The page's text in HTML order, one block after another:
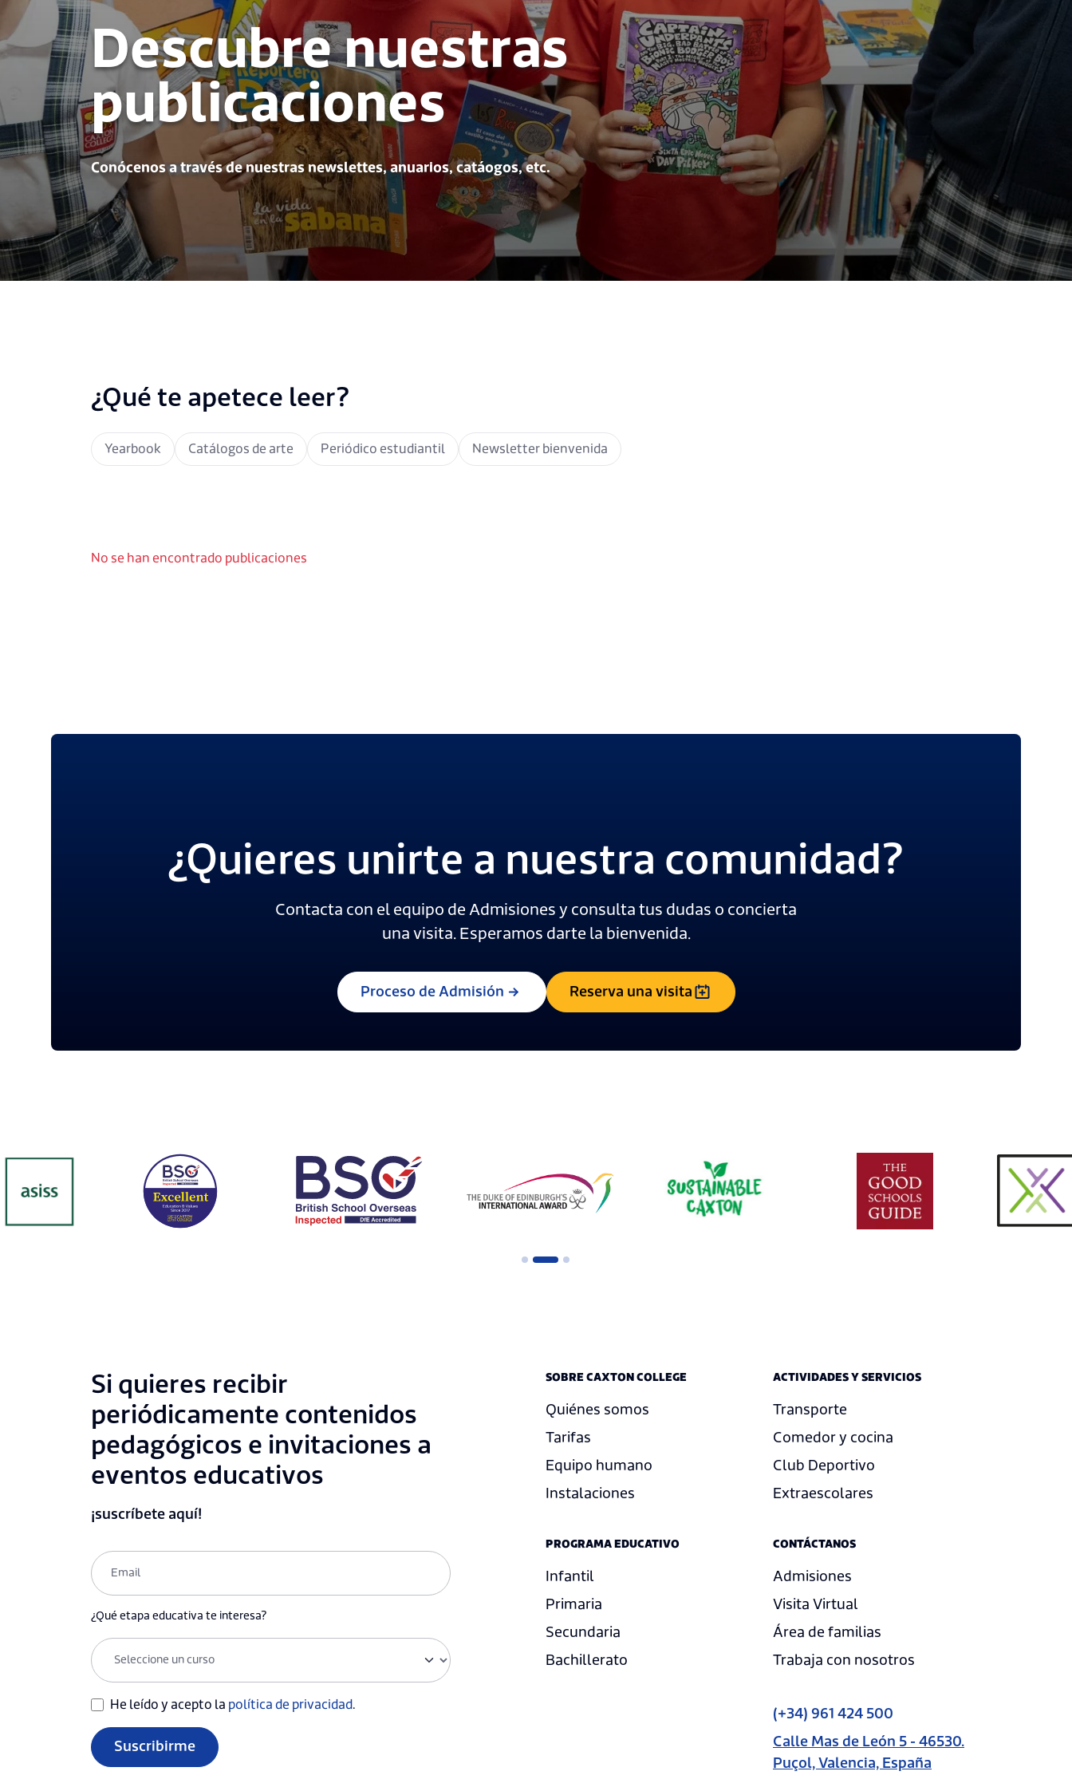
Descubre nuestras
publicaciones
Conócenos a través de nuestras newslettes, anuarios, catáogos, etc.
¿Qué te apetece leer?
Yearbook Catálogos de arte Periódico estudiantil Newsletter bienvenida
No se han encontrado publicaciones
¿Quieres unirte a nuestra comunidad?
Contacta con el equipo de Admisiones y consulta tus dudas o concierta
una visita. Esperamos darte la bienvenida.
Proceso de Admisión Reserva una visita
Si quieres recibir
periódicamente contenidos
pedagógicos e invitaciones a
eventos educativos
¡suscríbete aquí!
¿Qué etapa educativa te interesa?
He leído y acepto la política de privacidad.
Suscribirme
SOBRE CAXTON COLLEGE
Quiénes somos
Tarifas
Equipo humano
Instalaciones
ACTIVIDADES Y SERVICIOS
Transporte
Comedor y cocina
Club Deportivo
Extraescolares
PROGRAMA EDUCATIVO
Infantil
Primaria
Secundaria
Bachillerato
CONTÁCTANOS
Admisiones
Visita Virtual
Área de familias
Trabaja con nosotros
(+34) 961 424 500
Calle Mas de León 5 - 46530.
Puçol, Valencia, España